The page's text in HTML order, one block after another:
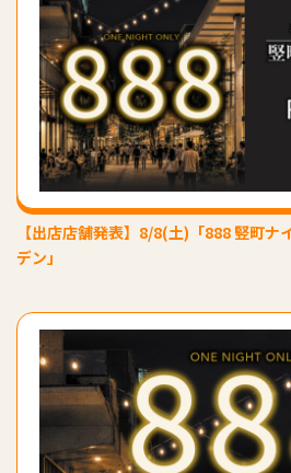
【出店店舗発表】8/8(土)「888 竪町ナ
デン」